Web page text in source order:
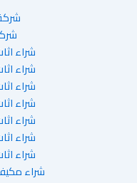
شراء
شراء
شراء
شراء
شراء
شراء
شراء
شراء